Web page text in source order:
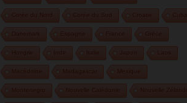
Corée du Nord Corée du Sud
Danemark Espagne France Grèce
Hongrie
Macédoine Madagascar Mexique
Montenegro Nouvelle Calédonie Nouvelle Zélande